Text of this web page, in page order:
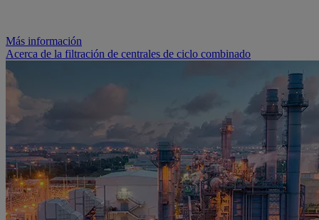
Más información
Acerca de la filtración de centrales de ciclo combinado